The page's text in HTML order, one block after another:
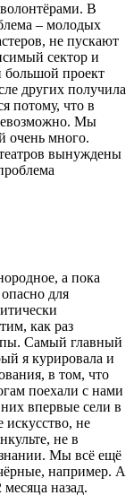
В
– молодых
не пускают
сектор и
проект
других получила
потому, что в
Мы
очень много.
вынуждены
а пока
для
как раз
Самый главный
я курировала и
в том, что
поехали с нами
впервые сели в
искусство, не
не в
Мы всё ещё
например. А
назад.